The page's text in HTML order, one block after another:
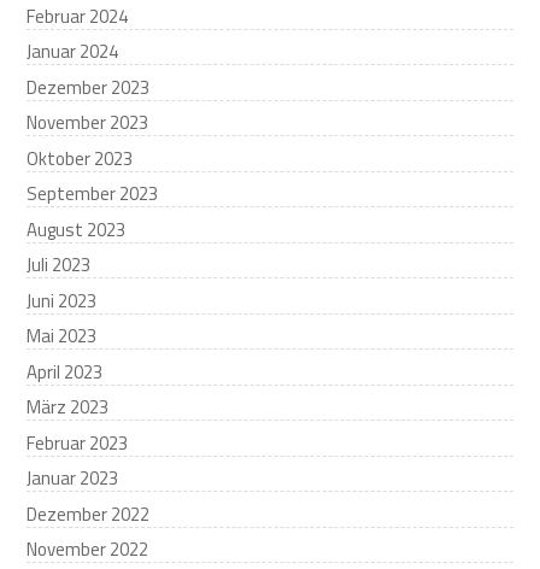
Februar 2024
Januar 2024
Dezember 2023
November 2023
Oktober 2023
September 2023
August 2023
Juli 2023
Juni 2023
Mai 2023
April 2023
März 2023
Februar 2023
Januar 2023
Dezember 2022
November 2022